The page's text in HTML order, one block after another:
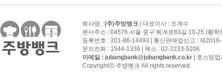
회사명 : (주)주방뱅크 | 대표이사 : 조계수
본사주소 : 04576 서울 중구 퇴계로83길 10-25 (황학
등록번호 : 201-86-14493 | 통신판매업신고 : 제
문의전화 : 1544-1336 | 팩스 : 02-2233-5206
이메일 : jubangbank@jubangbank.co.kr | 호스팅
Copyrightⓒ 주방뱅크 All rights reserved.